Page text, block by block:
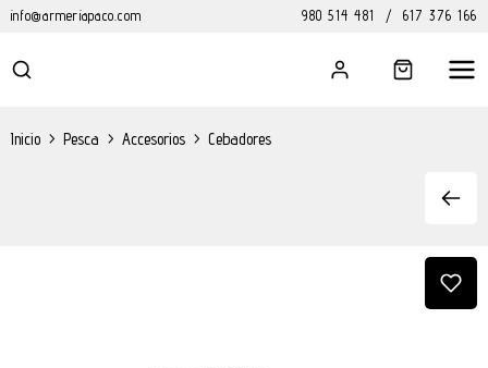
info@armeriapaco.com 980 514 481 / 617 376 166
Inicio > Pesca > Accesorios > Cebadores